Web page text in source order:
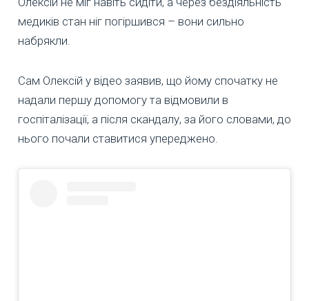
медиків стан ніг погіршився – вони сильно
набрякли.
Сам Олексій у відео заявив, що йому спочатку не
надали першу допомогу та відмовили в
госпіталізації, а після скандалу, за його словами, до
нього почали ставитися упереджено.